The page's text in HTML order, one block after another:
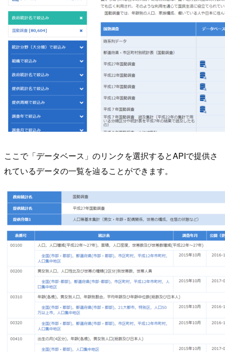
ここで「データベース」のリンクを選択するとAPIで提供さ
れているデータの一覧を辿ることができます。